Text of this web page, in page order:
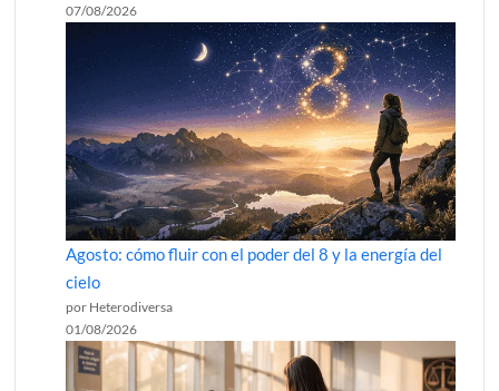
07/08/2026
Agosto: cómo fluir con el poder del 8 y la energía del
cielo
por Heterodiversa
01/08/2026